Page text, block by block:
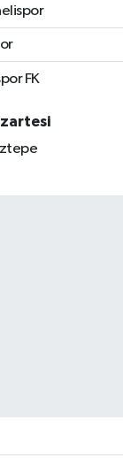
FK